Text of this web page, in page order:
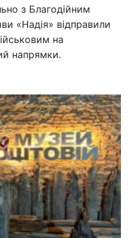
з Благодійним
«Надія» відправили
на
напрямки.